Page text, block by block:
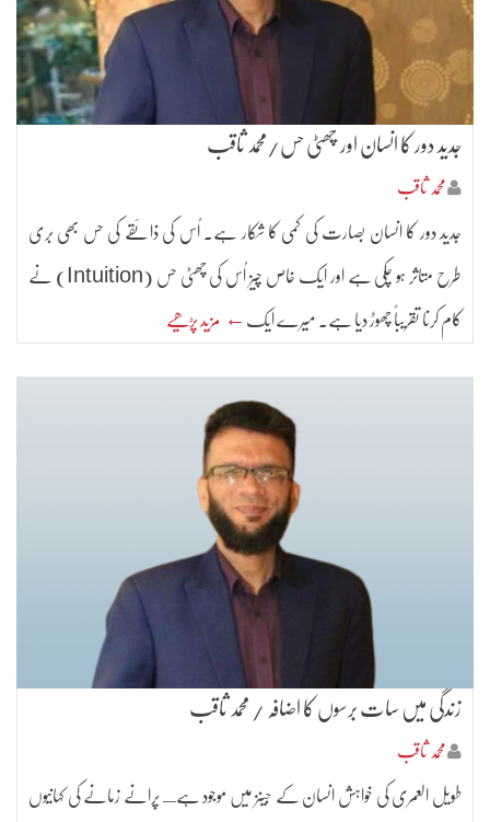
جدید دور کا انسان اور چھٹی حس/محمد ثاقب
محمد ثاقب
جدید دور کا انسان بصارت کی کمی کا شکار ہے۔ اُس کی ذائقے کی حس بھی بری
طرح متاثر ہو چکی ہے اور ایک خاص چیز اُس کی چھٹی حس (Intuition) نے
کام کرنا تقریباً چھوڑ دیا ہے۔ میرے ایک ← مزید پڑھیے
زندگی میں سات برسوں کا اضافہ / محمد ثاقب
محمد ثاقب
طویل العمری کی خواہش انسان کے جینز میں موجود ہےـ پرانے زمانے کی کہانیوں